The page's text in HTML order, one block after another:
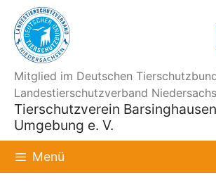
Inhalt
springen
Tierschutzverein
Umgebung e. V.
Mitglied im Deutschen
Landestierschutzverband
Menü